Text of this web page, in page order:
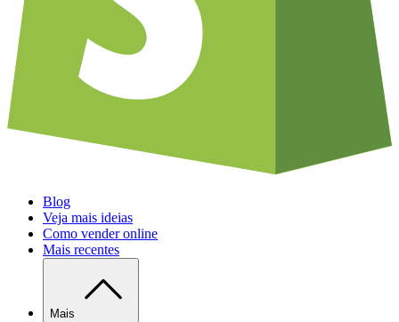
Blog
Veja mais ideias
Como vender online
Mais recentes
Mais